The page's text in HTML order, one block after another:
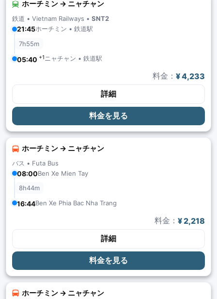
ホーチミン → ニャチャン
鉄道 • Vietnam Railways • SNT2
21:45ホーチミン • 鉄道駅
7h55m
05:40 +1 ニャチャン • 鉄道駅
料金： ¥ 4,233
詳細
料金を見る
ホーチミン → ニャチャン
バス • Futa Bus
08:00Ben Xe Mien Tay
8h44m
16:44Ben Xe Phia Bac Nha Trang
料金： ¥ 2,218
詳細
料金を見る
ホーチミン → ニャチャン